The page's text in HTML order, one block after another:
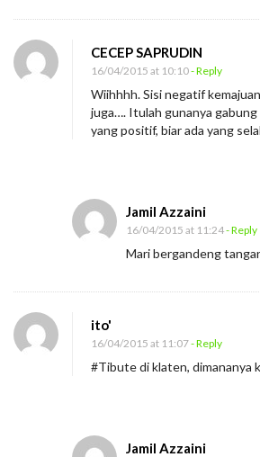
CECEP SAPRUDIN
16/04/2015 at 10:10- Reply
Wiihhhh. Sisi negatif
juga…. Itulah gunanya
yang positif, biar ada yang
Jamil Azzaini
16/04/2015 at 11:24- Reply
Mari bergandeng
ito'
16/04/2015 at 11:07- Reply
#Tibute di klaten, dimananya
Jamil Azzaini